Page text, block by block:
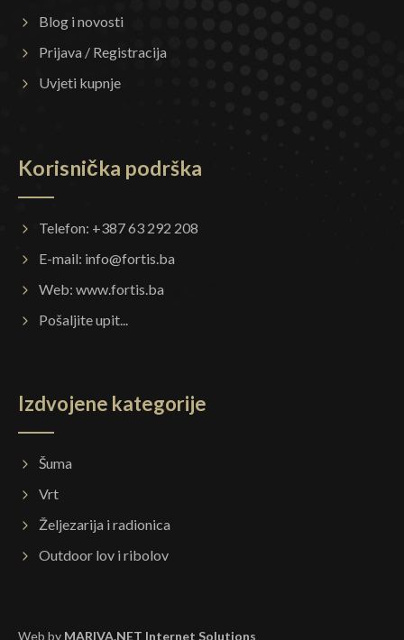
Blog i novosti
Prijava / Registracija
Uvjeti kupnje
Korisnička podrška
Telefon: +387 63 292 208
E-mail: info@fortis.ba
Web: www.fortis.ba
Pošaljite upit...
Izdvojene kategorije
Šuma
Vrt
Željezarija i radionica
Outdoor lov i ribolov
Web by MARIVA.NET Internet Solutions